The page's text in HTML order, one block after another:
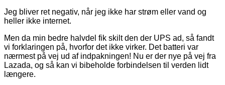
Jeg bliver ret negativ, når jeg ikke har strøm eller vand og
heller ikke internet.
Men da min bedre halvdel fik skilt den der UPS ad, så fandt
vi forklaringen på, hvorfor det ikke virker. Det batteri var
nærmest på vej ud af indpakningen! Nu er der nye på vej fra
Lazada, og så kan vi bibeholde forbindelsen til verden lidt
længere.